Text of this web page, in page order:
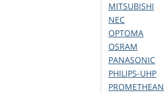
MITSUBISHI
NEC
OPTOMA
OSRAM
PANASONIC
PHILIPS-UHP
PROMETHEAN